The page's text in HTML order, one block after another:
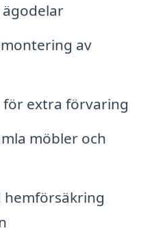
av
extra förvaring
möbler och
hemförsäkring